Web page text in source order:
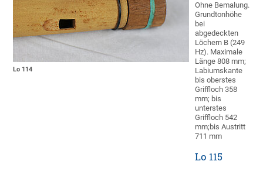
Lo 114
Ohne Bemalung.
Grundtonhöhe
bei
abgedeckten
Löchern B (249
Hz). Maximale
Länge 808 mm;
Labiumskante
bis oberstes
Griffloch 358
mm; bis
unterstes
Griffloch 542
mm;bis Austritt
711 mm
Lo 115